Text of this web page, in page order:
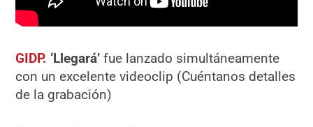
GIDP. ‘Llegará’ fue lanzado simultáneamente
con un excelente videoclip (Cuéntanos detalles
de la grabación)